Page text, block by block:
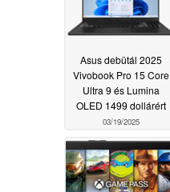
Asus debütál 2025
Vivobook Pro 15 Core
Ultra 9 és Lumina
OLED 1499 dollárért
03/19/2025